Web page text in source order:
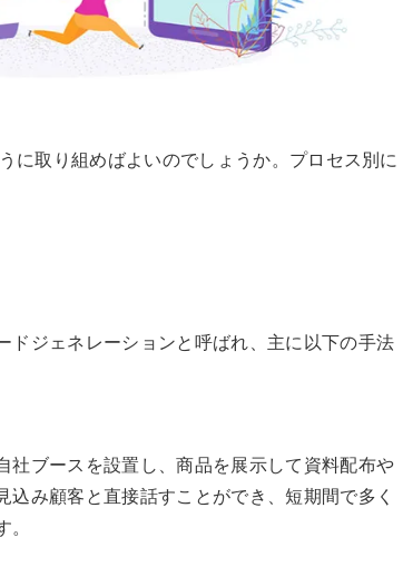
に取り組めばよいのでしょうか。プロセス別に
ドジェネレーションと呼ばれ、主に以下の手法
社ブースを設置し、商品を展示して資料配布や
み顧客と直接話すことができ、短期間で多く
。